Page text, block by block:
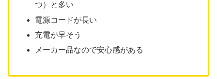
つ）と多い
電源コードが長い
充電が早そう
メーカー品なので安心感がある